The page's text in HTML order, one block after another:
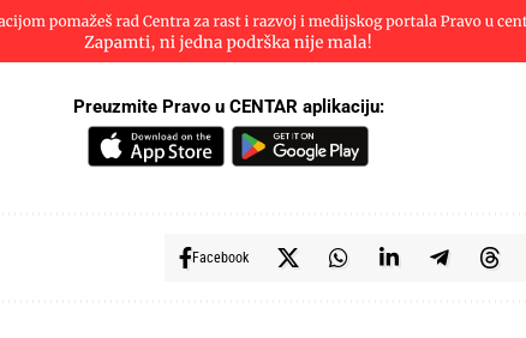
Preuzmite Pravo u CENTAR aplikaciju:
Facebook